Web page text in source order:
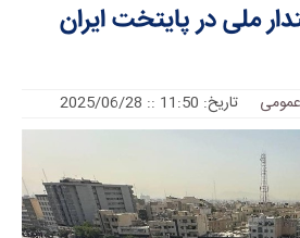
ملی در پایتخت ایران
تاریخ: 11:50 :: 2025/06/28